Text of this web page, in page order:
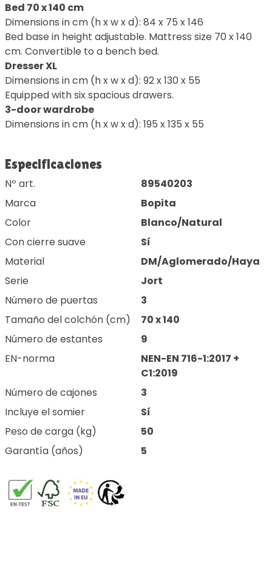
Bed 70 x 140 cm
Dimensions in cm (h x w x d): 84 x 75 x 146
Bed base in height adjustable. Mattress size 70 x 140
cm. Convertible to a bench bed.
Dresser XL
Dimensions in cm (h x w x d): 92 x 130 x 55
Equipped with six spacious drawers.
3-door wardrobe
Dimensions in cm (h x w x d): 195 x 135 x 55
Especificaciones
Nº art.
89540203
Marca
Bopita
Color
Blanco/Natural
Con cierre suave
Sí
Material
DM/Aglomerado/Haya
Serie
Jort
Número de puertas
3
Tamaño del colchón (cm)
70 x 140
Número de estantes
9
EN-norma
NEN-EN 716-1:2017 +
C1:2019
Número de cajones
3
Incluye el somier
Sí
Peso de carga (kg)
50
Garantía (años)
5